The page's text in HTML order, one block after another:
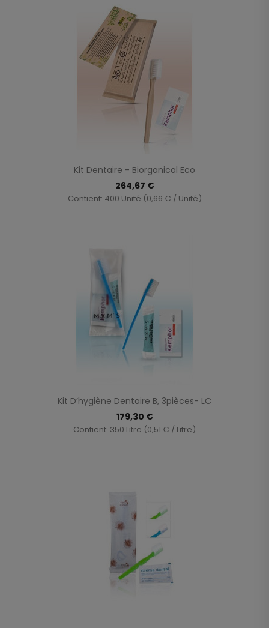
Kit Dentaire - Biorganical Eco
264,67 €
Contient: 400 Unité (0,66 € / Unité)
Kit D’hygiène Dentaire B, 3pièces- LC
179,30 €
Contient: 350 Litre (0,51 € / Litre)